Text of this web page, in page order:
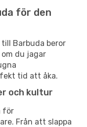
för den
Barbuda beror
du jagar
tid att åka.
och kultur
för
Från att slappa